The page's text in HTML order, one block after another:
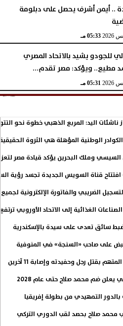
.. أيمن أشرف يحصل على دبلومة
05:33 مـ
للجودو يشيد بالاتحاد المصري
مطيع.. ويؤكد: مصر تقدم...
05:31 مـ
ناشئات اليد: المربع الذهبي خطوة نحو
وملك البحرين يؤكد قيادة مصر
قناة السويس الجديدة تجسد رؤية
الضريبي والفاتورة الإلكترونية
إلى الاتحاد الأوروبي ترتفع 15.4% خلال النصف الأول من
سائق تعدى على سيدة بالإسكندرية
على صاحب «السنجة» في المنوفية
بقتل رجل وحفيدته وإصابة 11 آخرين
يعلن ضم محمد صلاح حتى عام 2028
التمهيدي من بطولة إفريقيا
محمد صلاح بحصد لقب الدوري التركي